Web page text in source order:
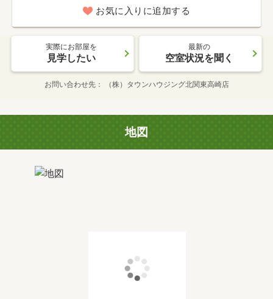
お気に入りに追加する
実際にお部屋を
見学したい
最新の
空室状況を聞く
お問い合わせ先 （株）タウンハウジング北関東高崎店
地図